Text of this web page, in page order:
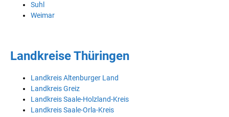
Suhl
Weimar
Landkreise Thüringen
Landkreis Altenburger Land
Landkreis Greiz
Landkreis Saale-Holzland-Kreis
Landkreis Saale-Orla-Kreis